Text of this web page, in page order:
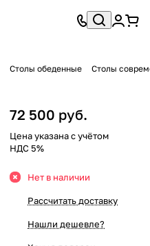
Столы обеденные Столы
72 500 руб.
Цена указана с учётом
НДС 5%
Нет в наличии
Рассчитать доставку
Нашли дешевле?